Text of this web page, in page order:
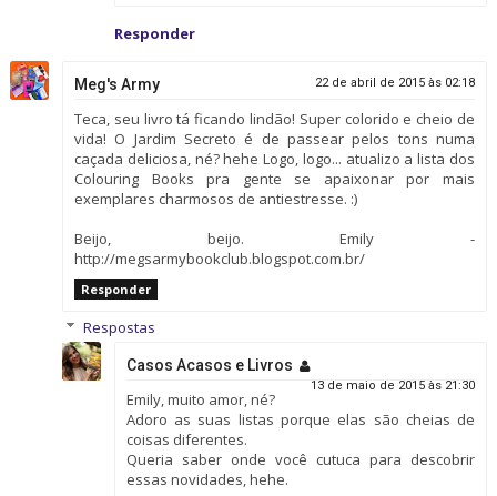
Responder
Meg's Army 22 de abril de 2015 às 02:18
Teca, seu livro tá ficando lindão! Super colorido e cheio de
vida! O Jardim Secreto é de passear pelos tons numa
caçada deliciosa, né? hehe Logo, logo... atualizo a lista dos
Colouring Books pra gente se apaixonar por mais
exemplares charmosos de antiestresse. :)
Beijo, beijo. Emily -
http://megsarmybookclub.blogspot.com.br/
Responder
Respostas
Casos Acasos e Livros
13 de maio de 2015 às 21:30
Emily, muito amor, né?
Adoro as suas listas porque elas são cheias de
coisas diferentes.
Queria saber onde você cutuca para descobrir
essas novidades, hehe.